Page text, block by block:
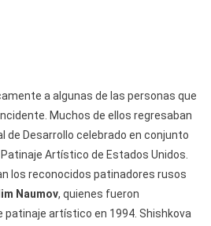
a algunas de las personas que
Muchos de ellos regresaban
de Desarrollo celebrado en conjunto
Artístico de Estados Unidos.
los reconocidos patinadores rusos
Naumov, quienes fueron
patinaje artístico en 1994. Shishkova